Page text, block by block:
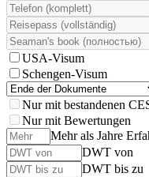
USA-Visum
Schengen-Visum
Nur mit bestandenen
Nur mit Bewertungen
Mehr als Jahre
DWT von
DWT bis zu